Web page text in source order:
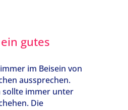
gutes
im Beisein von
aussprechen.
sollte immer unter
Die